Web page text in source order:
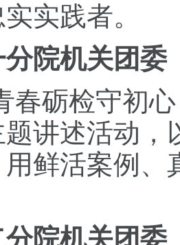
实践者。
院机关团委
砺检守初心
讲述活动，
鲜活案例、
院机关团委